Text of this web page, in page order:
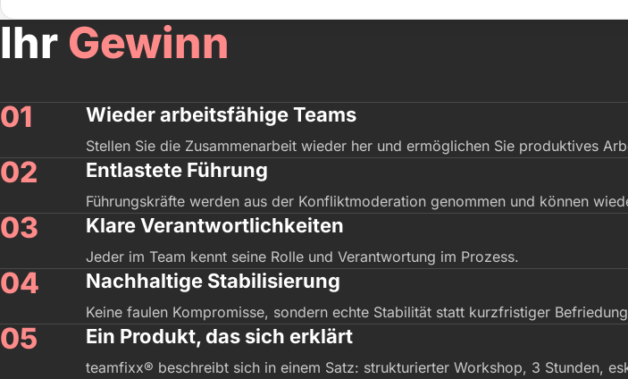
Ihr Gewinn
Wieder arbeitsfähige Teams
Stellen Sie die Zusammenarbeit wieder her und ermöglichen Sie produktives
Entlastete Führung
Führungskräfte werden aus der Konfliktmoderation genommen und können
Klare Verantwortlichkeiten
Jeder im Team kennt seine Rolle und Verantwortung im Prozess.
Nachhaltige Stabilisierung
Keine faulen Kompromisse, sondern echte Stabilität statt kurzfristiger
Ein Produkt, das sich erklärt
teamfixx® beschreibt sich in einem Satz: strukturierter Workshop, 3 Stunden,